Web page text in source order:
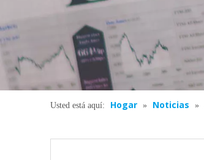
Usted está aquí: Hogar » Noticias »